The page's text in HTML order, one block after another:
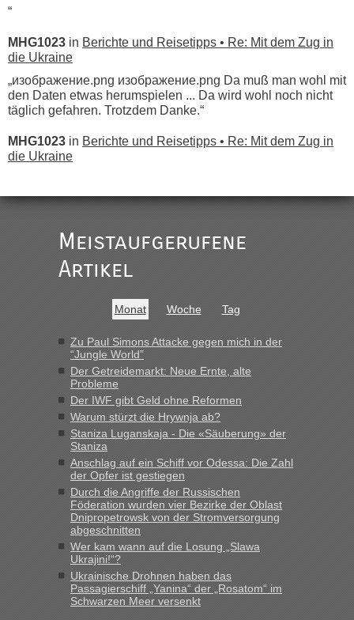
“
MHG1023 in Berichte und Reisetipps • Re: Mit dem Zug in
die Ukraine
„изображение.png изображение.png Da muß man wohl mit
den Daten etwas herumspielen ... Da wird wohl noch nicht
täglich gefahren. Trotzdem Danke.“
MHG1023 in Berichte und Reisetipps • Re: Mit dem Zug in
die Ukraine
Ist korrekt, aber ich finde man hätte trotzdem im Text gleich
darauf hinweisen können.
War aber nicht "böse" gemeint ...
buchbar - warum auch immer ...
Hab´s versucht - bekomme aber immer angezeigt "auf dieser
Strecke fahren wir nicht"
MHG1023 inBerichte und Reisetipps • Re: Mit dem Zug in
die Ukraine
„Man sollte aber explizit dazu schreiben, daß es ein Zug von
LeoExpress ist - und nur auf deren Webseite kann man die
Fahrkarten kaufen. Zumindest ist es die erste Umsteigefreie
Verbindung von Deutschland...“
Recht, Visa und Dokumente • Re: Deklaration
gebrauchter Kleidung beim Zoll
„Vielen Dank, mit einem Briefchen meiner Frau im Gepäck
gab es keine Probleme“
Meistaufgerufene
Artikel
Monat Woche Tag
Zu Paul Simons Attacke gegen mich in der
“Jungle World”
Der Getreidemarkt: Neue Ernte, alte
Probleme
Der IWF gibt Geld ohne Reformen
Warum stürzt die Hrywnja ab?
Staniza Luganskaja - Die «Säuberung» der
Staniza
Anschlag auf ein Schiff vor Odessa: Die Zahl
der Opfer ist gestiegen
Durch die Angriffe der Russischen
Föderation wurden vier Bezirke der Oblast
Dnipropetrowsk von der Stromversorgung
abgeschnitten
Wer kam wann auf die Losung „Slawa
Ukrajini!“?
Ukrainische Drohnen haben das
Passagierschiff „Yanina“ der „Rosatom“ im
Schwarzen Meer versenkt